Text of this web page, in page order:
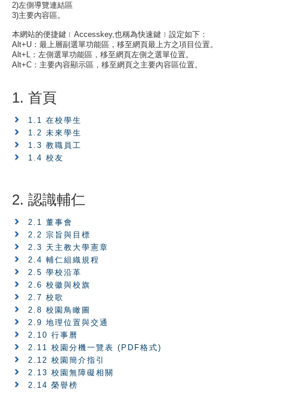
2)左側導覽連結區
3)主要內容區。
本網站的便捷鍵﹝Accesskey,也稱為快速鍵﹞設定如下：
Alt+U：最上層副選單功能區，移至網頁最上方之項目位置。
Alt+L：左側選單功能區，移至網頁左側之選單位置。
Alt+C：主要內容顯示區，移至網頁之主要內容區位置。
1. 首頁
1.1 在校學生
1.2 未來學生
1.3 教職員工
1.4 校友
2. 認識輔仁
2.1 董事會
2.2 宗旨與目標
2.3 天主教大學憲章
2.4 輔仁組織規程
2.5 學校沿革
2.6 校徽與校旗
2.7 校歌
2.8 校園鳥瞰圖
2.9 地理位置與交通
2.10 行事曆
2.11 校園分機一覽表 (PDF格式)
2.12 校園簡介指引
2.13 校園無障礙相關
2.14 榮譽榜